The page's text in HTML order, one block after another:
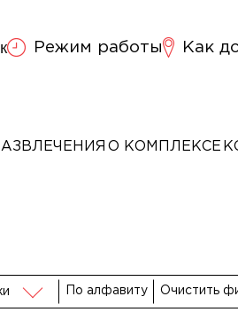
Режим работы Как
О КОМПЛЕКСЕ
По алфавиту Очистить